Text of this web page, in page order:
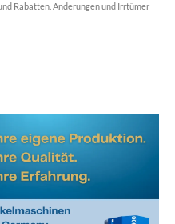
Rabatten. Änderungen und Irrtümer